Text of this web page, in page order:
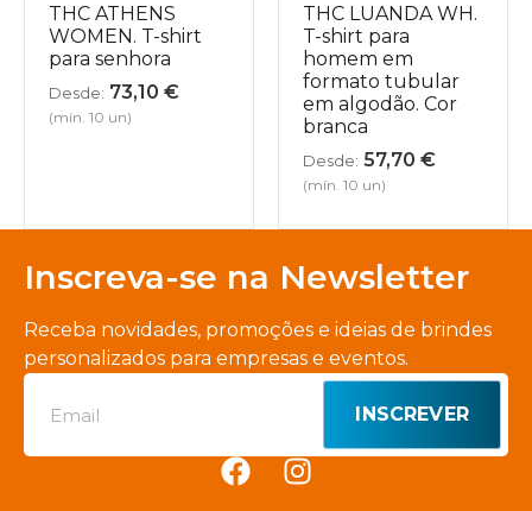
THC ATHENS
WOMEN. T-shirt
para senhora
Desde: 73,10 €
(mín. 10 un)
THC LUANDA WH.
T-shirt para
homem em
formato tubular
em algodão. Cor
branca
Desde: 57,70 €
(mín. 10 un)
Inscreva-se na Newsletter
Receba novidades, promoções e ideias de brindes
personalizados para empresas e eventos.
INSCREVER